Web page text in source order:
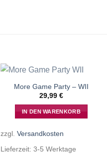
More Game Party – WII
29,99 €
IN DEN WARENKORB
zzgl. Versandkosten
Lieferzeit: 3-5 Werktage